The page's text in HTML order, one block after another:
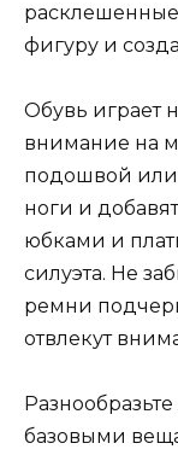
фигуру и
Обувь играет
внимание на
подошвой или
ноги и
юбками и
силуэта. Не
ремни
отвлекут
базовыми